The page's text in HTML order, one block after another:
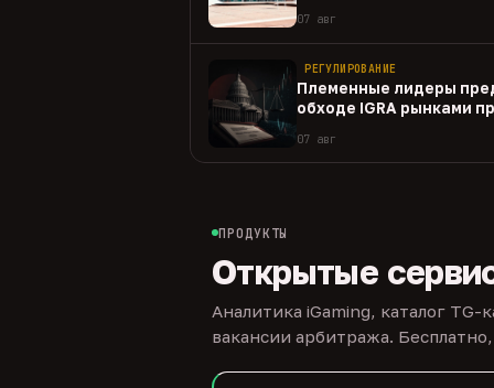
07 авг
РЕГУЛИРОВАНИЕ
Племенные лидеры
обходе IGRA рынками
07 авг
ПРОДУКТЫ
Открытые
Аналитика iGaming, каталог
вакансии арбитража.